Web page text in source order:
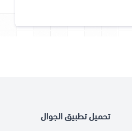
تحميل تطبيق الجوال